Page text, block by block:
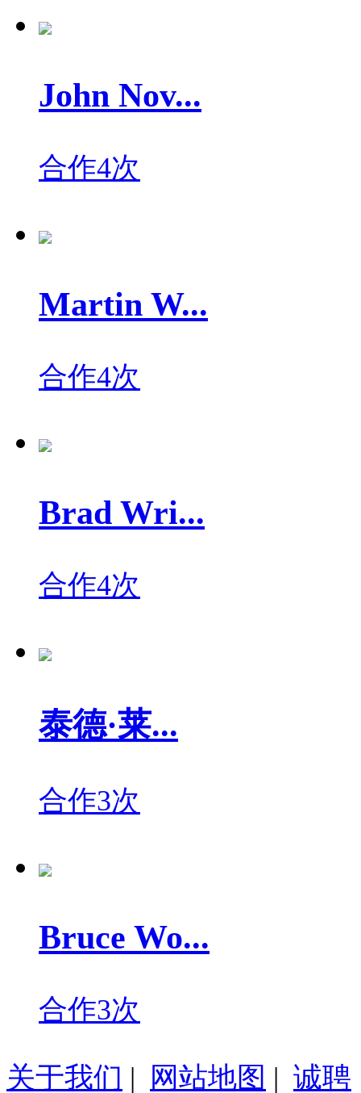
John Nov...
合作4次
Martin W...
合作4次
Brad Wri...
合作4次
泰德·莱...
合作3次
Bruce Wo...
合作3次
关于我们 | 网站地图 | 诚聘